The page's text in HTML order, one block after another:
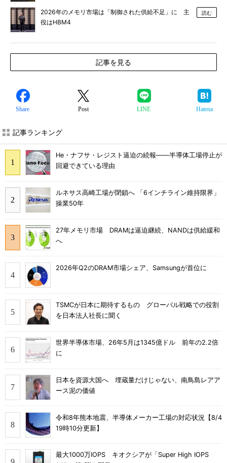
2026年のメモリ市場は「制御された供給不足」に 主
役はHBM4
読む
記事を見る
Share Post LINE Hatena
記事ランキング
He・ナフサ・レジスト逼迫の続報――半導体工場停止が
回避できている理由
ルネサス高崎工場が閉鎖へ 「6インチライン維持限界」
操業50年
27年メモリ市場 DRAMは逼迫継続、NANDは供給緩和
へ
2026年Q2のDRAM市場シェア、Samsungが首位に
TSMCが日本に期待するもの グローバル戦略での役割
を日本法人社長に聞く
世界半導体市場、26年5月は1345億ドル 前年の2.2倍
に
日本を資源大国へ 埋蔵量だけじゃない、南鳥島レアア
ース泥の価値
令和8年熊本地震、半導体メーカー工場の対応状況【8/4
19時10分更新】
最大1000万IOPS キオクシアが「Super High IOPS